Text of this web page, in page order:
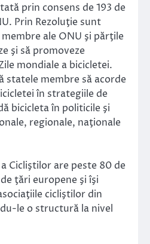
prin consens de 193 de
Prin Rezoluţie sunt
ale ONU şi părţile
şi să promoveze
mondiale a bicicletei.
statele membre să acorde
în strategiile de
bicicleta în politicile şi
regionale, naţionale
Cicliştilor are peste 80 de
ţări europene şi îşi
cicliştilor din
le o structură la nivel